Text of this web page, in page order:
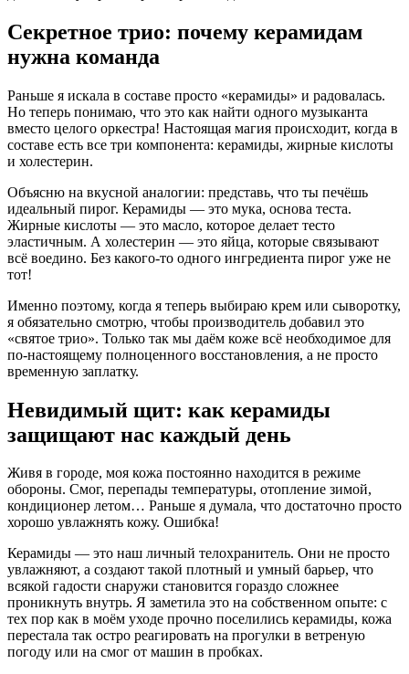
Секретное трио: почему керамидам
нужна команда
Раньше я искала в составе просто «керамиды» и радовалась.
Но теперь понимаю, что это как найти одного музыканта
вместо целого оркестра! Настоящая магия происходит, когда в
составе есть все три компонента: керамиды, жирные кислоты
и холестерин.
Объясню на вкусной аналогии: представь, что ты печёшь
идеальный пирог. Керамиды — это мука, основа теста.
Жирные кислоты — это масло, которое делает тесто
эластичным. А холестерин — это яйца, которые связывают
всё воедино. Без какого-то одного ингредиента пирог уже не
тот!
Именно поэтому, когда я теперь выбираю крем или сыворотку,
я обязательно смотрю, чтобы производитель добавил это
«святое трио». Только так мы даём коже всё необходимое для
по-настоящему полноценного восстановления, а не просто
временную заплатку.
Невидимый щит: как керамиды
защищают нас каждый день
Живя в городе, моя кожа постоянно находится в режиме
обороны. Смог, перепады температуры, отопление зимой,
кондиционер летом… Раньше я думала, что достаточно просто
хорошо увлажнять кожу. Ошибка!
Керамиды — это наш личный телохранитель. Они не просто
увлажняют, а создают такой плотный и умный барьер, что
всякой гадости снаружи становится гораздо сложнее
проникнуть внутрь. Я заметила это на собственном опыте: с
тех пор как в моём уходе прочно поселились керамиды, кожа
перестала так остро реагировать на прогулки в ветреную
погоду или на смог от машин в пробках.